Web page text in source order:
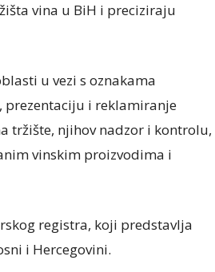
vina u BiH i preciziraju
u vezi s oznakama
prezentaciju i reklamiranje
tržište, njihov nadzor i kontrolu,
vinskim proizvodima i
registra, koji predstavlja
i Hercegovini.